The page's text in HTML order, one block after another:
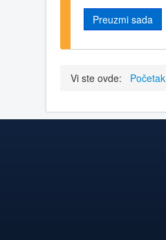
Preuzmi sada
Vi ste ovde: Početak